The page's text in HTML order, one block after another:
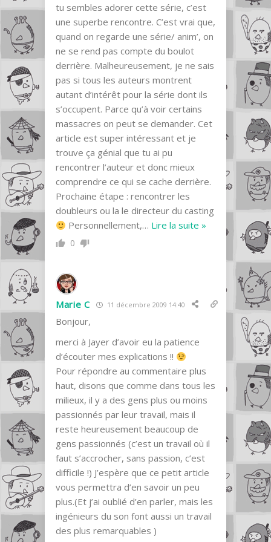
tu sembles adorer cette série, c’est
une superbe rencontre. C’est vrai que,
quand on regarde une série/ anim’, on
ne se rend pas compte du boulot
derrière. Malheureusement, je ne sais
pas si tous les auteurs montrent
autant d’intérêt pour la série dont ils
s’occupent. Parce qu’à voir certains
massacres on peut se demander. Cet
article est super intéressant et je
trouve ça génial que tu ai pu
rencontrer l’auteur et donc mieux
comprendre ce qui se cache derrière.
Prochaine étape : rencontrer les
doubleurs ou la le directeur du casting
Personnellement,… Lire la suite »
0
Marie C 11 décembre 2009 14:40
Bonjour,
merci à Jayer d’avoir eu la patience
d’écouter mes explications !!
Pour répondre au commentaire plus
haut, disons que comme dans tous les
milieux, il y a des gens plus ou moins
passionnés par leur travail, mais il
reste heureusement beaucoup de
gens passionnés (c’est un travail où il
faut s’accrocher, sans passion, c’est
difficile !) J’espère que ce petit article
vous permettra d’en savoir un peu
plus.(Et j’ai oublié d’en parler, mais les
ingénieurs du son font aussi un travail
des plus remarquables )